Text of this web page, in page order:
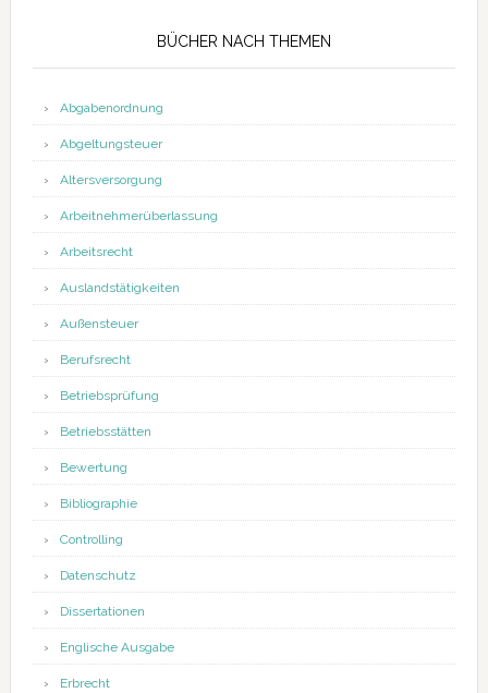
BÜCHER NACH THEMEN
Abgabenordnung
Abgeltungsteuer
Altersversorgung
Arbeitnehmerüberlassung
Arbeitsrecht
Auslandstätigkeiten
Außensteuer
Berufsrecht
Betriebsprüfung
Betriebsstätten
Bewertung
Bibliographie
Controlling
Datenschutz
Dissertationen
Englische Ausgabe
Erbrecht